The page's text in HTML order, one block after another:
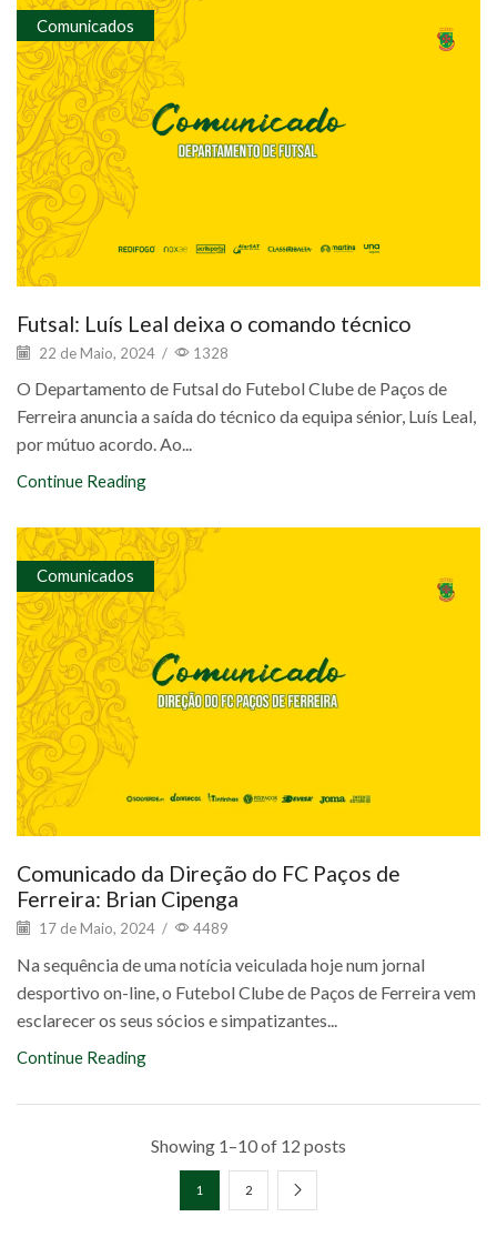
Comunicados
Futsal: Luís Leal deixa o comando técnico
22 de Maio, 2024 / 1328
O Departamento de Futsal do Futebol Clube de Paços de
Ferreira anuncia a saída do técnico da equipa sénior, Luís Leal,
por mútuo acordo. Ao...
Continue Reading
Comunicados
Comunicado da Direção do FC Paços de
Ferreira: Brian Cipenga
17 de Maio, 2024 / 4489
Na sequência de uma notícia veiculada hoje num jornal
desportivo on-line, o Futebol Clube de Paços de Ferreira vem
esclarecer os seus sócios e simpatizantes...
Continue Reading
Showing 1–10 of 12 posts
1 2